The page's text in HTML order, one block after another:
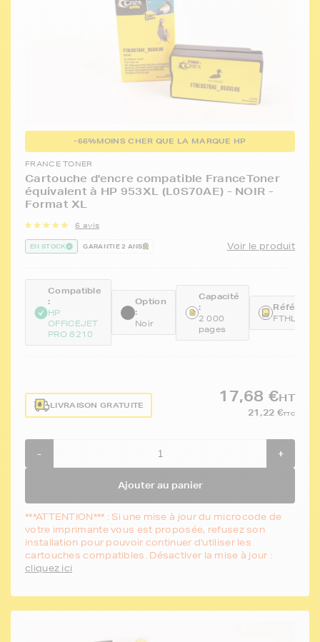
-66%MOINS CHER QUE LA MARQUE HP
FRANCE TONER
Cartouche d'encre compatible FranceToner
équivalent à HP 953XL (L0S70AE) - NOIR -
Format XL
6 avis
EN STOCK GARANTIE 2 ANS Voir le produit
Compatible
:
HP
OFFICEJET
PRO 8210
Option
:
Noir
Capacité
:
2 000
pages
LIVRAISON GRATUITE
17,68 €HT
21,22 €TTC
- +
Ajouter au panier
***ATTENTION*** : Si une mise à jour du microcode de
votre imprimante vous est proposée, refusez son
installation pour pouvoir continuer d'utiliser les
cartouches compatibles. Désactiver la mise à jour :
cliquez ici